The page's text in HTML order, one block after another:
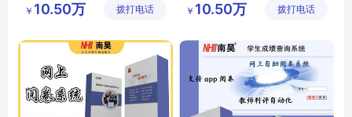
答题卡阅卷系统
计算机阅卷系统
技发展有
￥ 10.50万 拨打电话
教育阅卷系统
自动阅卷系统
技发展有
￥ 10.50万 拨打电话